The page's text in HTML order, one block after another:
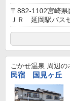
〒882-1102宮崎
ＪＲ 延岡駅バス
ごかせ温泉 周辺の
民宿 国見ヶ丘